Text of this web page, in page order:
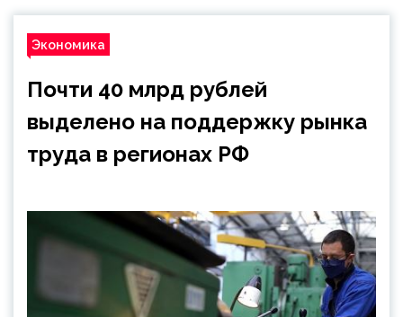
Экономика
Почти 40 млрд рублей
выделено на поддержку рынка
труда в регионах РФ